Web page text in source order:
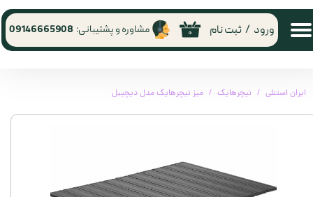
۰ ورود / ثبت نام مشاوره و پشتیبانی: 09146665908
ایران استنلی نیچرهایک میز نیچرهایک مدل دیچیبل